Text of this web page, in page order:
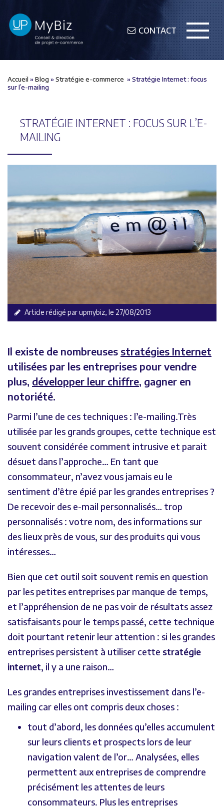
CONTACT
Accueil »Blog »Stratégie e-commerce »Stratégie Internet : focus
sur l’e-mailing
STRATÉGIE INTERNET : FOCUS SUR L’E-
MAILING
Article rédigé par upmybiz, le 27/08/2013
Il existe de nombreuses stratégies Internet
utilisées par les entreprises pour vendre
plus, développer leur chiffre, gagner en
notoriété.
Parmi l’une de ces techniques : l’e-mailing.Très
utilisée par les grands groupes, cette technique est
souvent considérée comment intrusive et parait
désuet dans l’approche… En tant que
consommateur, n’avez vous jamais eu le
sentiment d’être épié par les grandes entreprises ?
De recevoir des e-mail personnalisés… trop
personnalisés : votre nom, des informations sur
des lieux près de vous, sur des produits qui vous
intéresses…
Bien que cet outil soit souvent remis en question
par les petites entreprises par manque de temps,
et l’appréhension de ne pas voir de résultats assez
satisfaisants pour le temps passé, cette technique
doit pourtant retenir leur attention : si les grandes
entreprises persistent à utiliser cette stratégie
internet, il y a une raison…
Les grandes entreprises investissement dans l’e-
mailing car elles ont compris deux choses :
tout d’abord, les données qu’elles accumulent
sur leurs clients et prospects lors de leur
navigation valent de l’or… Analysées, elles
permettent aux entreprises de comprendre
précisément les attentes de leurs
consommateurs. Plus les entreprises